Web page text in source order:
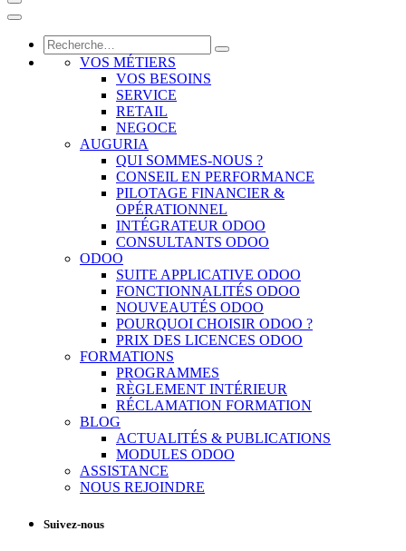
VOS MÉTIERS
VOS BESOINS
SERVICE
RETAIL
NEGOCE
AUGURIA
QUI SOMMES-NOUS ?
CONSEIL EN PERFORMANCE
PILOTAGE FINANCIER &
OPÉRATIONNEL
INTÉGRATEUR ODOO
CONSULTANTS ODOO
ODOO
SUITE APPLICATIVE ODOO
FONCTIONNALITÉS ODOO
NOUVEAUTÉS ODOO
POURQUOI CHOISIR ODOO ?
PRIX DES LICENCES ODOO
FORMATIONS
PROGRAMMES
RÈGLEMENT INTÉRIEUR
RÉCLAMATION FORMATION
BLOG
ACTUALITÉS & PUBLICATIONS
MODULES ODOO
ASSISTANCE
NOUS REJOINDRE
Suivez-nous